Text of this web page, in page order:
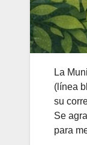
La
(línea
su
Se
para